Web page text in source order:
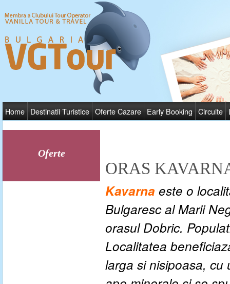
Home Destinatii Turistice Oferte Cazare Early Booking Circuite
Oferte
ORAS
Kavarna este o
Bulgaresc al Marii
orasul Dobric.
Localitatea
larga si nisipoasa, cu